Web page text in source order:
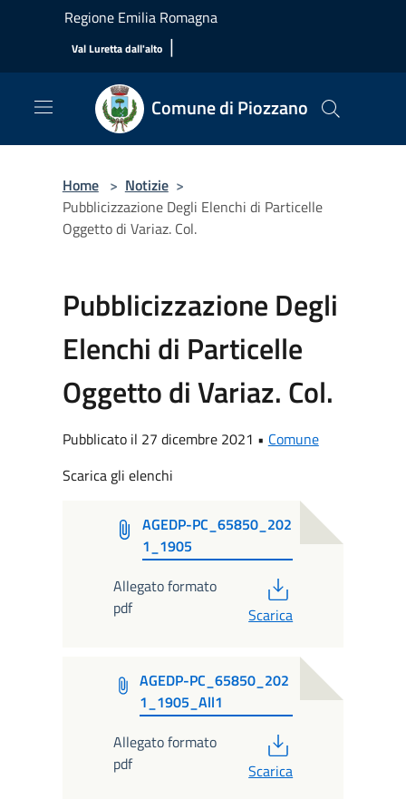
Salta al contenuto principale
Regione Emilia Romagna
Val Luretta dall'alto |
Comune di Piozzano
Home > Notizie >
Pubblicizzazione Degli Elenchi di Particelle
Oggetto di Variaz. Col.
Pubblicizzazione Degli
Elenchi di Particelle
Oggetto di Variaz. Col.
Pubblicato il 27 dicembre 2021 • Comune
Scarica gli elenchi
AGEDP-PC_65850_202
1_1905
Allegato formato
pdf
Scarica
AGEDP-PC_65850_202
1_1905_All1
Allegato formato
pdf
Scarica